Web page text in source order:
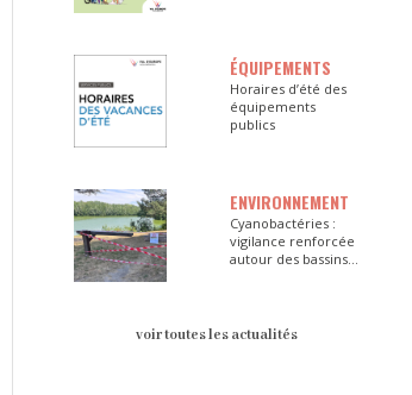
ÉQUIPEMENTS
Horaires d’été des
équipements
publics
ENVIRONNEMENT
Cyanobactéries :
vigilance renforcée
autour des bassins
voir toutes les actualités